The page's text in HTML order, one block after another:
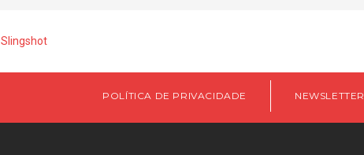
Slingshot
POLÍTICA DE PRIVACIDADE NEWSLETTER